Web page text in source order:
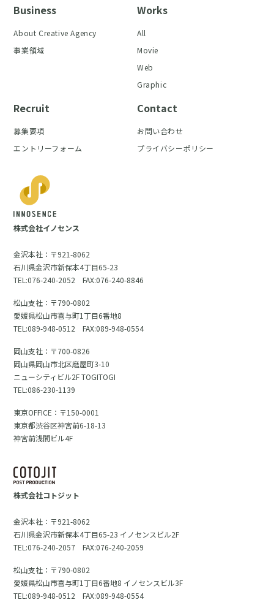
Business
About Creative Agency
事業領域
Works
All
Movie
Web
Graphic
Recruit
募集要項
エントリーフォーム
Contact
お問い合わせ
プライバシーポリシー
株式会社イノセンス
金沢本社：〒921-8062
石川県金沢市新保本4丁目65-23
TEL:076-240-2052 FAX:076-240-8846
松山支社：〒790-0802
愛媛県松山市喜与町1丁目6番地8
TEL:089-948-0512 FAX:089-948-0554
岡山支社：〒700-0826
岡山県岡山市北区磨屋町3-10
ニューシティビル2F TOGITOGI
TEL:086-230-1139
東京OFFICE：〒150-0001
東京都渋谷区神宮前6-18-13
神宮前浅間ビル4F
株式会社コトジット
金沢本社：〒921-8062
石川県金沢市新保本4丁目65-23 イノセンスビル2F
TEL:076-240-2057 FAX:076-240-2059
松山支社：〒790-0802
愛媛県松山市喜与町1丁目6番地8 イノセンスビル3F
TEL:089-948-0512 FAX:089-948-0554